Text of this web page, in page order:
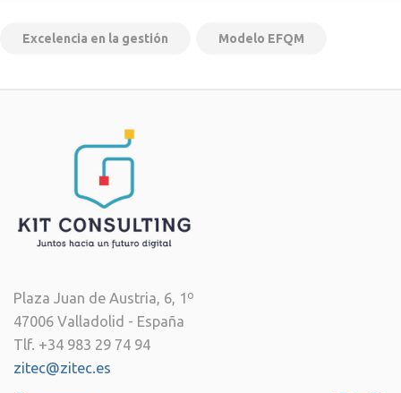
Excelencia en la gestión Modelo EFQM
Plaza Juan de Austria, 6, 1º
47006 Valladolid - España
Tlf. +34 983 29 74 94
zitec@zitec.es